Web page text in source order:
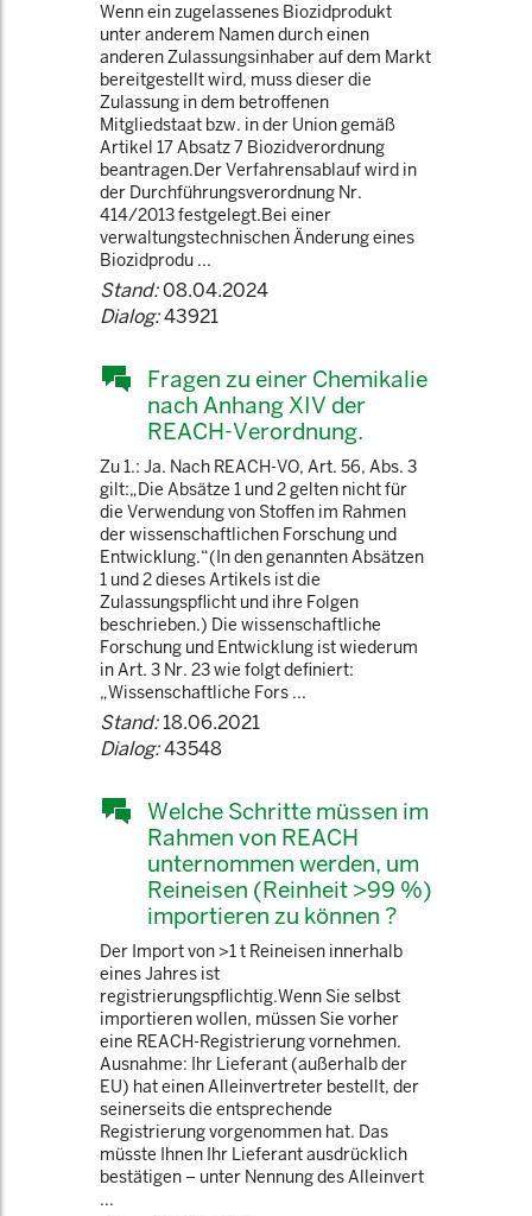
Wenn ein zugelassenes Biozidprodukt
unter anderem Namen durch einen
anderen Zulassungsinhaber auf dem Markt
bereitgestellt wird, muss dieser die
Zulassung in dem betroffenen
Mitgliedstaat bzw. in der Union gemäß
Artikel 17 Absatz 7 Biozidverordnung
beantragen.Der Verfahrensablauf wird in
der Durchführungsverordnung Nr.
414/2013 festgelegt.Bei einer
verwaltungstechnischen Änderung eines
Biozidprodu ...
Stand:08.04.2024
Dialog:43921
Fragen zu einer Chemikalie
nach Anhang XIV der
REACH-Verordnung.
Zu 1.: Ja. Nach REACH-VO, Art. 56, Abs. 3
gilt:„Die Absätze 1 und 2 gelten nicht für
die Verwendung von Stoffen im Rahmen
der wissenschaftlichen Forschung und
Entwicklung.“(In den genannten Absätzen
1 und 2 dieses Artikels ist die
Zulassungspflicht und ihre Folgen
beschrieben.) Die wissenschaftliche
Forschung und Entwicklung ist wiederum
in Art. 3 Nr. 23 wie folgt definiert:
„Wissenschaftliche Fors ...
Stand:18.06.2021
Dialog:43548
Welche Schritte müssen im
Rahmen von REACH
unternommen werden, um
Reineisen (Reinheit >99 %)
importieren zu können ?
Der Import von >1 t Reineisen innerhalb
eines Jahres ist
registrierungspflichtig.Wenn Sie selbst
importieren wollen, müssen Sie vorher
eine REACH-Registrierung vornehmen.
Ausnahme: Ihr Lieferant (außerhalb der
EU) hat einen Alleinvertreter bestellt, der
seinerseits die entsprechende
Registrierung vorgenommen hat. Das
müsste Ihnen Ihr Lieferant ausdrücklich
bestätigen – unter Nennung des Alleinvert
...